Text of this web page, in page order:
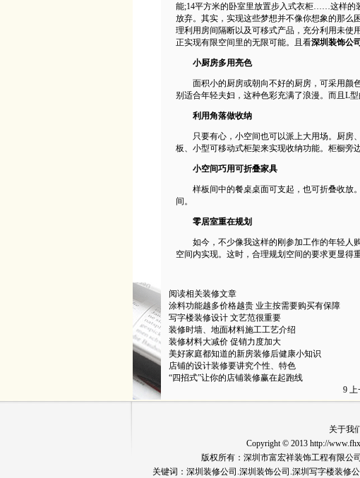
能;14平方米的卧室里放置步入式衣柜……这样的
放弃。其实，实现这些梦想并不像你想象的那么
理利用房间隔断以及可移式产品，充分利用未使
正实现有限空间里的无限可能。且看深圳装饰公司
小厨房多用亮色
面积小的厨房或朝向不好的厨房，可采用颜
别适合年轻夫妇，这种色彩充满了浪漫。而且L
利用角落做收纳
只要有心，小空间也可以派上大用场。厨房
板、小型可移动式柜架来实现收纳功能。柜橱旁
小空间巧用可折叠家具
样板间中的餐桌桌面可支起，也可折叠收放
间。
零居室重在规划
如今，不少像我这样的刚参加工作的年轻人
空间内实现。这时，合理规划空间的要求更显得重
阅读相关装修文章
涂料功能越多价格越贵 业主按需要购买有保障
写字楼装修设计 文艺范很重要
装修时墙、地面材料施工工艺介绍
装修材料大减价 促销力度加大
美好家庭都知道的新房装修后健康小知识
店铺的设计装修要讲究个性、特色
“四招式”让你的店铺装修赢在起跑线
9上
关于我
Copyright © 2013 http://
版权所有：深圳市富宏祥装饰工程有限公
关键词： 深圳装修公司 .深圳装饰公司.深圳写字楼装修